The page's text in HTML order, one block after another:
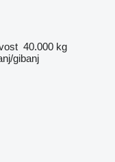
40.000 kg
gibanj